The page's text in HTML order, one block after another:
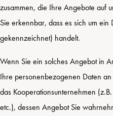
zusammen, die Ihre Angebote auf
Sie erkennbar, dass es sich um ein
gekennzeichnet) handelt.
Wenn Sie ein solches Angebot in
Ihre personenbezogenen Daten
das Kooperationsunternehmen
etc.), dessen Angebot Sie